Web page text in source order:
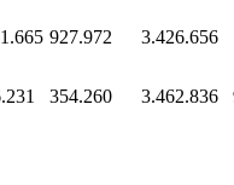
927.972 3.426.656
354.260 3.462.836